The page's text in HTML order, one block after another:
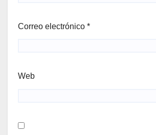
Correo electrónico *
Web